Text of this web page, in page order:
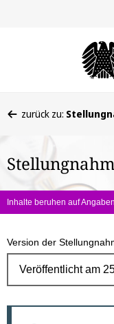
befinden
hier:
zurück zu:
Inhalte beruhen auf
Version der